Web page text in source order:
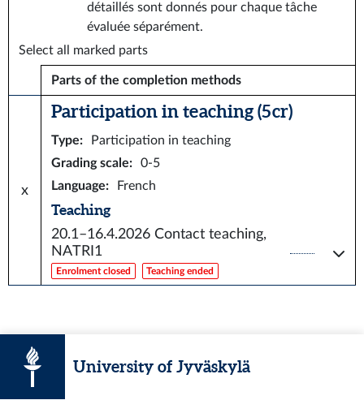
détaillés sont donnés pour chaque tâche
évaluée séparément.
Select all marked parts
Parts of the completion methods
x
Participation in teaching (5 cr)
Type:
Participation in teaching
Grading scale:
0-5
Language: French
Teaching
20.1–16.4.2026 Contact teaching,
NATRI1
Enrolment closed Teaching ended
University of Jyväskylä